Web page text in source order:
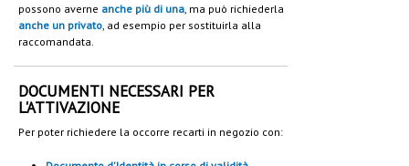
possono averne anche più di una , ma può richiederla
anche un privato , ad esempio per sostituirla alla
raccomandata.
DOCUMENTI NECESSARI PER
L'ATTIVAZIONE
Per poter richiedere la occorre recarti in negozio con: